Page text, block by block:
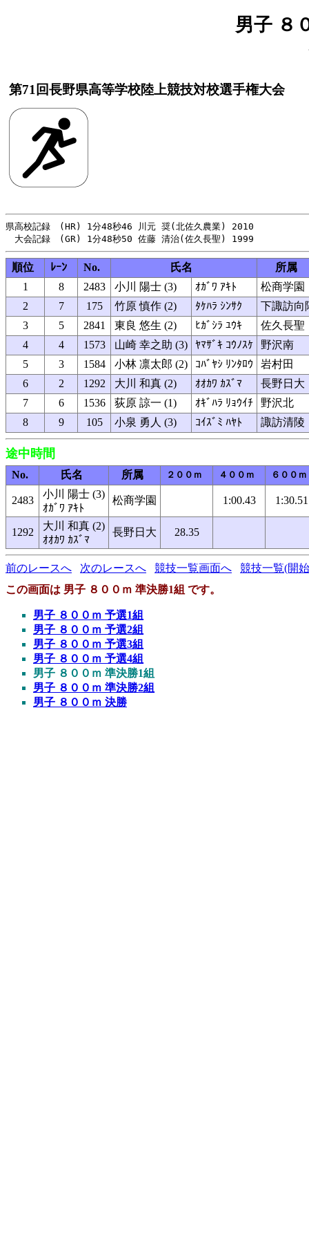
男子 ８
第71回長野県高等学校陸上競技対校選手権大会
県高校記録　(HR) 1分48秒46 川元 奨(北佐久農業) 2010
順位 ﾚｰﾝ No. 氏名
所属
1
8 2483 小川 陽士 (3) ｵｶﾞﾜ ｱｷﾄ
松商学園
2
7 175 竹原 慎作 (2) ﾀｹﾊﾗ ｼﾝｻｸ
下諏訪向
3
5 2841 東良 悠生 (2) ﾋｶﾞｼﾗ ﾕｳｷ
佐久長聖
4
4 1573 山崎 幸之助 (3) ﾔﾏｻﾞｷ ｺｳﾉｽｹ
野沢南
5
3 1584 小林 凛太郎 (2) ｺﾊﾞﾔｼ ﾘﾝﾀﾛｳ
岩村田
6
2 1292 大川 和真 (2) ｵｵｶﾜ ｶｽﾞﾏ
長野日大
7
6 1536 荻原 諒一 (1) ｵｷﾞﾊﾗ ﾘｮｳｲﾁ
野沢北
8
9 105 小泉 勇人 (3) ｺｲｽﾞﾐ ﾊﾔﾄ 諏訪清陵
途中時間
No. 氏名 所属 ２００ｍ ４００ｍ ６００ｍ
2483
小川 陽士 (3)
ｵｶﾞﾜ ｱｷﾄ
松商学園 1:00.43 1:30.51
1292
大川 和真 (2)
ｵｵｶﾜ ｶｽﾞﾏ
長野日大 28.35
前のレースへ 次のレースへ 競技一覧画面へ
競技一覧(開
この画面は 男子 ８００ｍ 準決勝1組 です。
男子 ８００ｍ 予選1組
男子 ８００ｍ 予選2組
男子 ８００ｍ 予選3組
男子 ８００ｍ 予選4組
男子 ８００ｍ 準決勝1組
男子 ８００ｍ 準決勝2組
男子 ８００ｍ 決勝